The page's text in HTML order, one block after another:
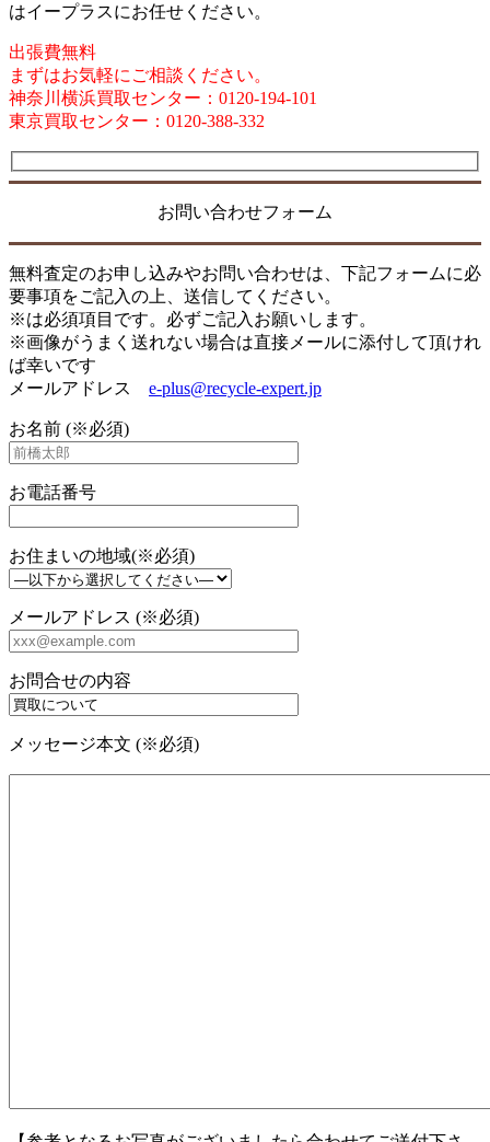
はイープラスにお任せください。
出張費無料
まずはお気軽にご相談ください。
神奈川横浜買取センター：0120-194-101
東京買取センター：0120-388-332
お問い合わせフォーム
無料査定のお申し込みやお問い合わせは、下記フォームに必
要事項をご記入の上、送信してください。
※は必須項目です。必ずご記入お願いします。
※画像がうまく送れない場合は直接メールに添付して頂けれ
ば幸いです
メールアドレス e-plus@recycle-expert.jp
お名前 (※必須)
お電話番号
お住まいの地域(※必須)
メールアドレス (※必須)
お問合せの内容
メッセージ本文 (※必須)